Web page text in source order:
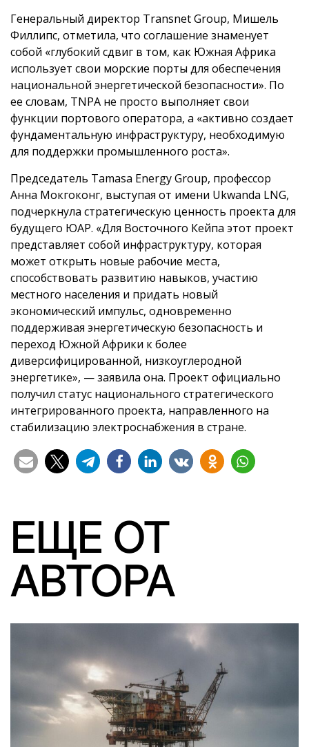
Генеральный директор Transnet Group, Мишель
Филлипс, отметила, что соглашение знаменует
собой «глубокий сдвиг в том, как Южная Африка
использует свои морские порты для обеспечения
национальной энергетической безопасности». По
ее словам, TNPA не просто выполняет свои
функции портового оператора, а «активно создает
фундаментальную инфраструктуру, необходимую
для поддержки промышленного роста».
Председатель Tamasa Energy Group, профессор
Анна Мокгоконг, выступая от имени Ukwanda LNG,
подчеркнула стратегическую ценность проекта для
будущего ЮАР. «Для Восточного Кейпа этот проект
представляет собой инфраструктуру, которая
может открыть новые рабочие места,
способствовать развитию навыков, участию
местного населения и придать новый
экономический импульс, одновременно
поддерживая энергетическую безопасность и
переход Южной Африки к более
диверсифицированной, низкоуглеродной
энергетике», — заявила она. Проект официально
получил статус национального стратегического
интегрированного проекта, направленного на
стабилизацию электроснабжения в стране.
ЕЩЕ ОТ
АВТОРА